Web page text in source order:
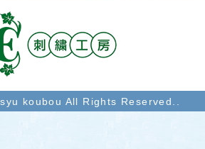
koubou All Rights Reserved..